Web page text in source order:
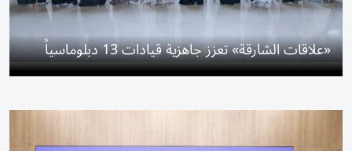
«علاقات الشارقة» تعزز جاهزية قيادات 13 دبلوماسياً